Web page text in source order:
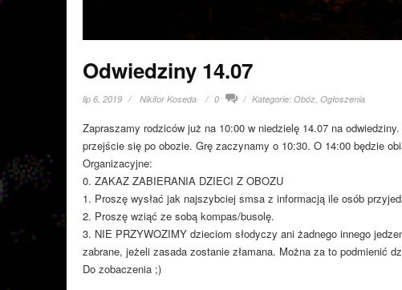
Odwiedziny 14.07
lip 6, 2019 Nikifor Koseda 0 Kategorie: Obóz, Ogłoszenia
Zapraszamy rodziców już na 10:00 w niedzielę 14.07 na
przejście się po obozie. Grę zaczynamy o 10:30. O 14:00 będzie
Organizacyjne:
0. ZAKAZ ZABIERANIA DZIECI Z OBOZU
1. Proszę wysłać jak najszybciej smsa z informacją ile osób
2. Proszę wziąć ze sobą kompas/busolę.
3. NIE PRZYWOZIMY dzieciom słodyczy ani żadnego innego
zabrane, jeżeli zasada zostanie złamana. Można za to podmienić
Do zobaczenia ;)